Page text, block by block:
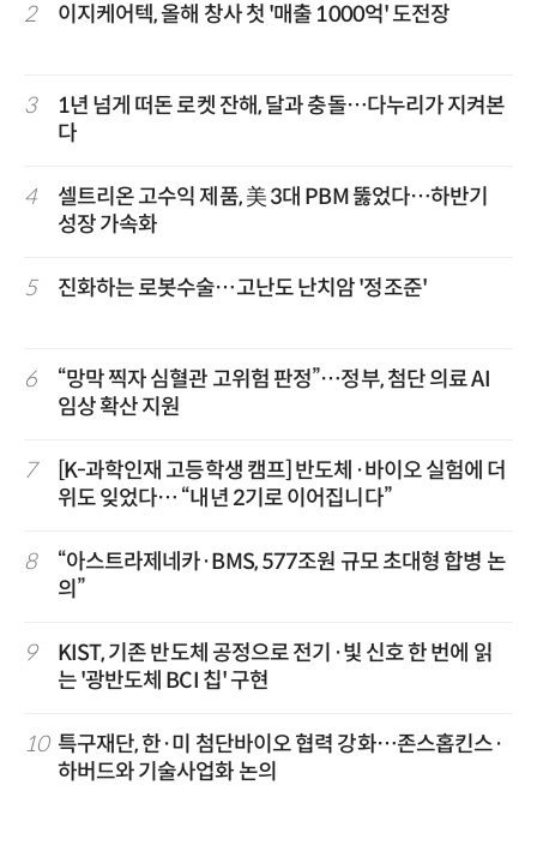
2 이지케어텍, 올해 창사 첫 '매출 1000억' 도전장
3
1년 넘게 떠돈 로켓 잔해, 달과 충돌…다누리가 지켜본
다
4
셀트리온 고수익 제품, 美 3대 PBM 뚫었다…하반기
성장 가속화
5 진화하는 로봇수술…고난도 난치암 '정조준'
6
“망막 찍자 심혈관 고위험 판정”…정부, 첨단 의료 AI
임상 확산 지원
7
[K-과학인재 고등학생 캠프] 반도체·바이오 실험에 더
위도 잊었다… “내년 2기로 이어집니다”
8
“아스트라제네카·BMS, 577조원 규모 초대형 합병 논
의”
9
KIST, 기존 반도체 공정으로 전기·빛 신호 한 번에 읽
는 '광반도체 BCI 칩' 구현
10 특구재단, 한·미 첨단바이오 협력 강화…존스홉킨스·
하버드와 기술사업화 논의